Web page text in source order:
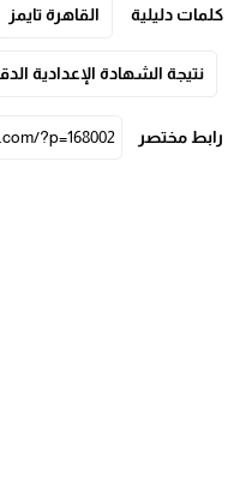
كلمات دليلية القاهرة تايمز
نتيجة الشهادة الإعدادية
رابط مختصر